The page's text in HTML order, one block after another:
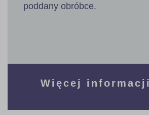
poddany obróbce.
Więcej informacji